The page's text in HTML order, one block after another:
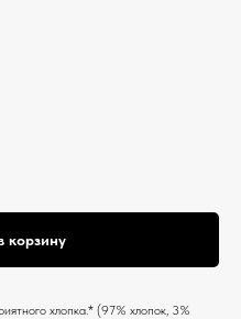
корзину
хлопка.* (97% хлопок, 3%